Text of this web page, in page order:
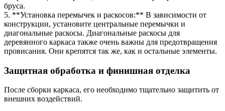
бруса.
5. **Установка перемычек и раскосов:** В зависимости от
конструкции, установите центральные перемычки и
диагональные раскосы. Диагональные раскосы для
деревянного каркаса также очень важны для предотвращения
провисания. Они крепятся так же, как и остальные элементы.
Защитная обработка и финишная отделка
После сборки каркаса, его необходимо тщательно защитить от
внешних воздействий.